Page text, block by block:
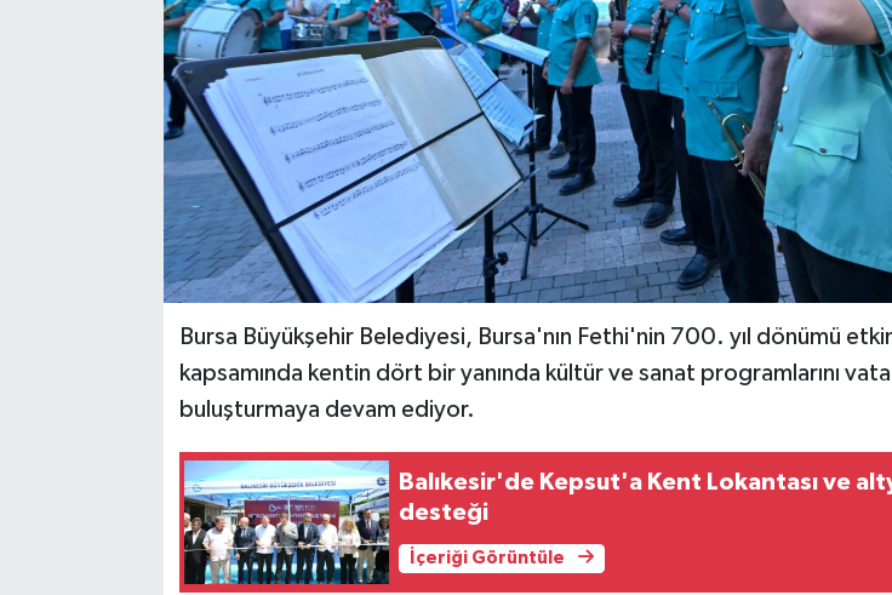
Bursa Büyükşehir Belediyesi, Bursa'nın Fethi'nin 700. yıl dönümü
kapsamında kentin dört bir yanında kültür ve sanat programlarını
buluşturmaya devam ediyor.
Balıkesir'de Kepsut'a Kent Lokantası ve
desteği
İçeriği Görüntüle